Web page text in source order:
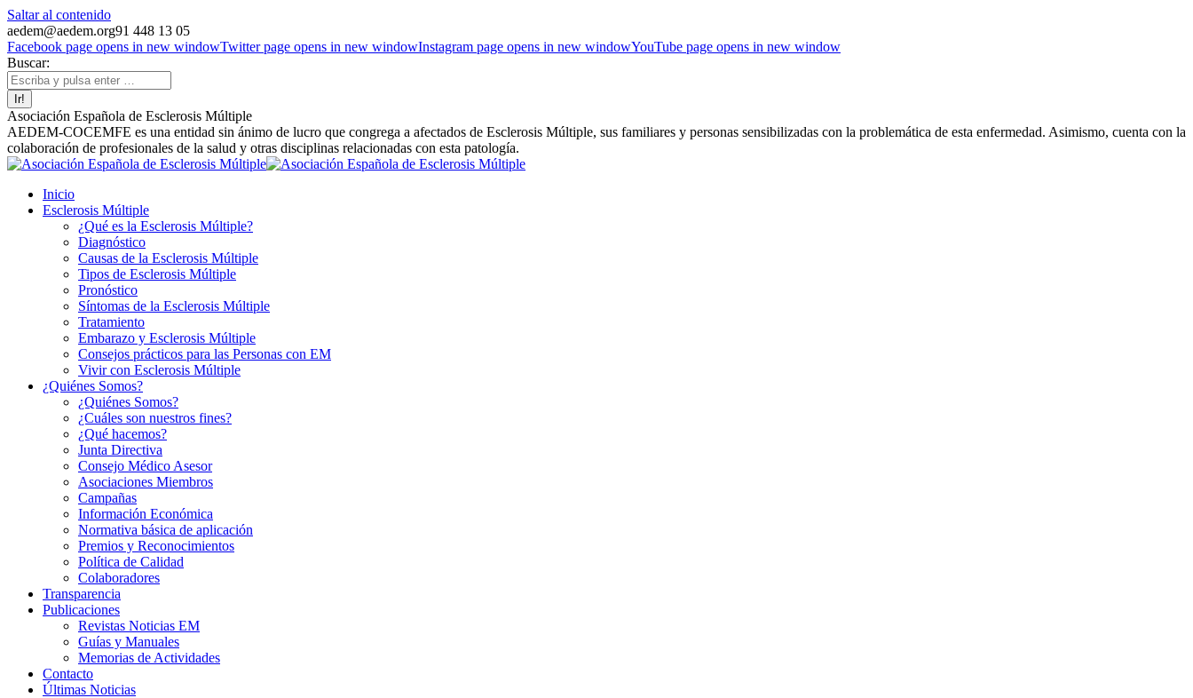
Saltar al contenido
aedem@aedem.org91 448 13 05
Facebook page opens in new windowTwitter page opens in new windowInstagram page opens in new windowYouTube page opens in new window
Buscar:
Asociación Española de Esclerosis Múltiple
AEDEM-COCEMFE es una entidad sin ánimo de lucro que congrega a afectados de Esclerosis Múltiple, sus familiares y personas sensibilizadas con la problemática de esta enfermedad. Asimismo, cuenta con la
colaboración de profesionales de la salud y otras disciplinas relacionadas con esta patología.
Inicio
Esclerosis Múltiple
¿Qué es la Esclerosis Múltiple?
Diagnóstico
Causas de la Esclerosis Múltiple
Tipos de Esclerosis Múltiple
Pronóstico
Síntomas de la Esclerosis Múltiple
Tratamiento
Embarazo y Esclerosis Múltiple
Consejos prácticos para las Personas con EM
Vivir con Esclerosis Múltiple
¿Quiénes Somos?
¿Quiénes Somos?
¿Cuáles son nuestros fines?
¿Qué hacemos?
Junta Directiva
Consejo Médico Asesor
Asociaciones Miembros
Campañas
Información Económica
Normativa básica de aplicación
Premios y Reconocimientos
Política de Calidad
Colaboradores
Transparencia
Publicaciones
Revistas Noticias EM
Guías y Manuales
Memorias de Actividades
Contacto
Últimas Noticias